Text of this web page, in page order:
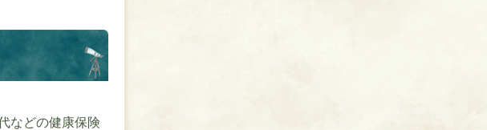
などの健康保険